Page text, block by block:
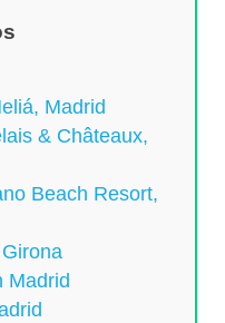
Madrid
& Châteaux,
Beach Resort,
Madrid